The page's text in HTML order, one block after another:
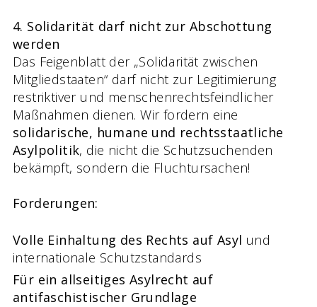
4. Solidarität darf nicht zur Abschottung
werden
Das Feigenblatt der „Solidarität zwischen
Mitgliedstaaten“ darf nicht zur Legitimierung
restriktiver und menschenrechtsfeindlicher
Maßnahmen dienen. Wir fordern eine
solidarische, humane und rechtsstaatliche
Asylpolitik, die nicht die Schutzsuchenden
bekämpft, sondern die Fluchtursachen!
Forderungen:
Volle Einhaltung des Rechts auf Asyl und
internationale Schutzstandards
Für ein allseitiges Asylrecht auf
antifaschistischer Grundlage